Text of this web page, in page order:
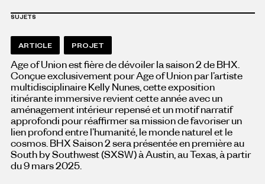
SUJETS
ARTICLE PROJET
Age of Union est fière de dévoiler la saison 2 de BHX.
Conçue exclusivement pour Age of Union par l’artiste
multidisciplinaire Kelly Nunes, cette exposition
itinérante immersive revient cette année avec un
aménagement intérieur repensé et un motif narratif
approfondi pour réaffirmer sa mission de favoriser un
lien profond entre l’humanité, le monde naturel et le
cosmos. BHX Saison 2 sera présentée en première au
South by Southwest (SXSW) à Austin, au Texas, à partir
du 9 mars 2025.